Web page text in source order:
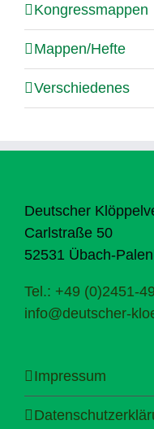
Kongressmappen
Mappen/Hefte
Verschiedenes
Deutscher
Carlstraße 50
52531 Übach-
Tel.: +49 (0)2451-
info@deutscher-
Impressum